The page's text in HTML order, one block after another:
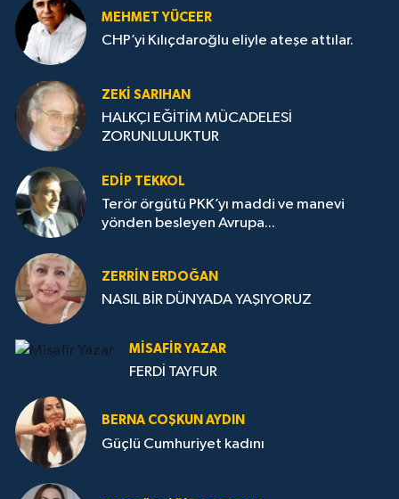
MEHMET YÜCEER
CHP’yi Kılıçdaroğlu eliyle ateşe attılar.
ZEKI SARIHAN
HALKÇI EĞİTİM MÜCADELESİ
ZORUNLULUKTUR
EDIP TEKKOL
Terör örgütü PKK’yı maddi ve manevi
yönden besleyen Avrupa...
ZERRIN ERDOĞAN
NASIL BİR DÜNYADA YAŞIYORUZ
MISAFIR YAZAR
FERDİ TAYFUR
BERNA COŞKUN AYDIN
Güçlü Cumhuriyet kadını